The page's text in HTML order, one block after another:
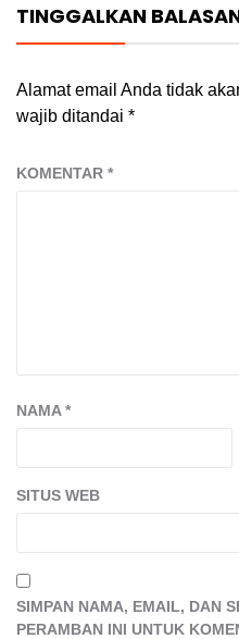
TINGGALKAN
Alamat email Anda tidak
wajib ditandai *
KOMENTAR *
NAMA*
SITUS WEB
SIMPAN NAMA, EMAIL, DAN
PERAMBAN INI UNTUK